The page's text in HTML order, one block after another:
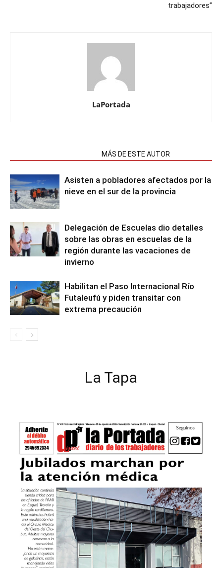
trabajadores”
LaPortada
MÁS DE ESTE AUTOR
Asisten a pobladores afectados por la
nieve en el sur de la provincia
Delegación de Escuelas dio detalles
sobre las obras en escuelas de la
región durante las vacaciones de
invierno
Habilitan el Paso Internacional Río
Futaleufú y piden transitar con
extrema precaución
La Tapa